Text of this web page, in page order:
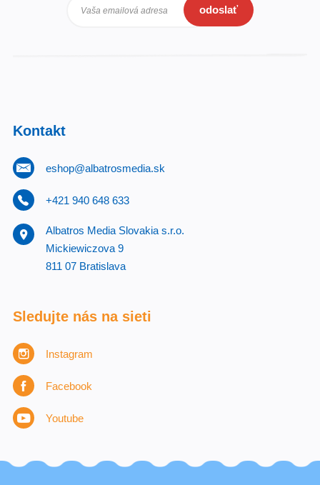
Vaša emailová adresa odoslať
Kontakt
eshop@albatrosmedia.sk
+421 940 648 633
Albatros Media Slovakia s.r.o.
Mickiewiczova 9
811 07 Bratislava
Sledujte nás na sieti
Instagram
Facebook
Youtube